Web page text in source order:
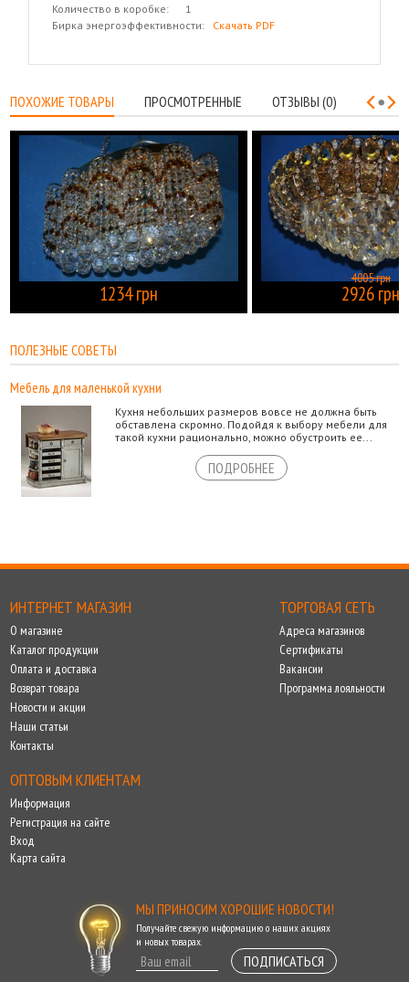
Количество в коробке: 1
Бирка энергоэффективности: Скачать PDF
ПОХОЖИЕ ТОВАРЫ ПРОСМОТРЕННЫЕ ОТЗЫВЫ (0)
1234 грн
4005 грн
2926 грн
ПОЛЕЗНЫЕ СОВЕТЫ
Мебель для маленькой кухни
Кухня небольших размеров вовсе не должна быть
обставлена скромно. Подойдя к выбору мебели для
такой кухни рационально, можно обустроить ее...
ПОДРОБНЕЕ
ИНТЕРНЕТ МАГАЗИН
О магазине
Каталог продукции
Оплата и доставка
Возврат товара
Новости и акции
Наши статьи
Контакты
ТОРГОВАЯ СЕТЬ
Адреса магазинов
Сертификаты
Вакансии
Программа лояльности
ОПТОВЫМ КЛИЕНТАМ
Информация
Регистрация на сайте
Вход
Карта сайта
МЫ ПРИНОСИМ ХОРОШИЕ НОВОСТИ!
Получайте свежую информацию о наших акциях
и новых товарах.
ПОДПИСАТЬСЯ